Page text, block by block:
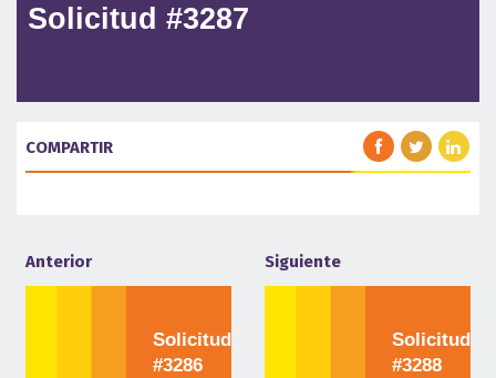
Solicitud #3287
COMPARTIR
Anterior
Solicitud
#3286
Siguiente
Solicitud
#3288